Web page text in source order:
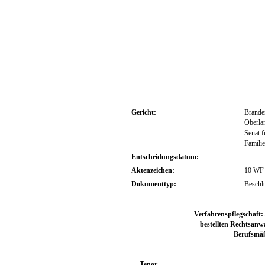
Gericht:
Senat
Entscheidungsdatum:
Aktenzeichen:
10
Dokumenttyp:
bestellten